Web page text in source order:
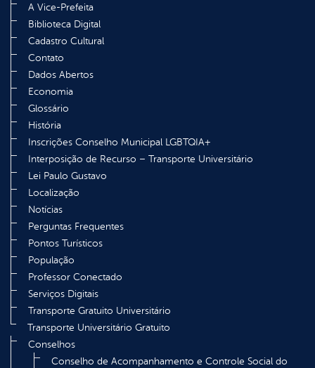
A Vice-Prefeita
Biblioteca Digital
Cadastro Cultural
Contato
Dados Abertos
Economia
Glossário
História
Inscrições Conselho Municipal LGBTQIA+
Interposição de Recurso – Transporte Universitário
Lei Paulo Gustavo
Localização
Notícias
Perguntas Frequentes
Pontos Turísticos
População
Professor Conectado
Serviços Digitais
Transporte Gratuito Universitário
Transporte Universitário Gratuito
Conselhos
Conselho de Acompanhamento e Controle Social do